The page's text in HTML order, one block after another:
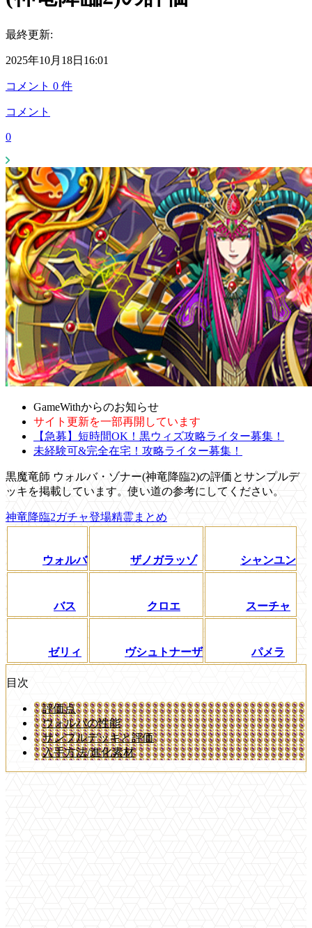
最終更新:
2025年10月18日16:01
コメント 0 件
コメント
0
GameWithからのお知らせ
サイト更新を一部再開しています
【急募】短時間OK！黒ウィズ攻略ライター募集！
未経験可&完全在宅！攻略ライター募集！
黒魔竜師 ウォルバ・ゾナー(神竜降臨2)の評価とサンプルデ
ッキを掲載しています。使い道の参考にしてください。
神竜降臨2ガチャ登場精霊まとめ
ウォルバ ザノガラッゾ シャンユン
バス クロエ スーチャ
ゼリィ ヴシュトナーザ パメラ
目次
評価点
ウォルバの性能
サンプルデッキと評価
入手方法/進化素材